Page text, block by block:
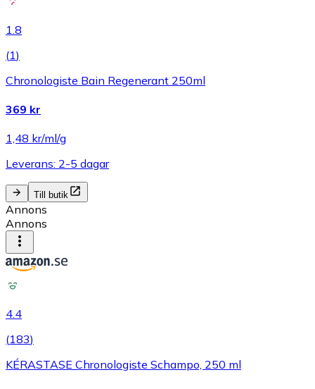
1.8
(1)
Chronologiste Bain Regenerant 250ml
369 kr
1,48 kr/ml/g
Leverans: 2-5 dagar
Till butik
Annons
Annons
4.4
(183)
KÉRASTASE Chronologiste Schampo, 250 ml